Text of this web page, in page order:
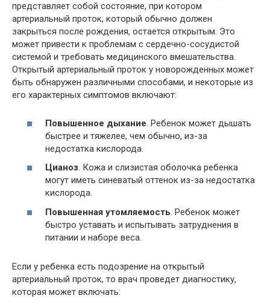
представляет собой состояние, при котором
артериальный проток, который обычно должен
закрыться после рождения, остается открытым. Это
может привести к проблемам с сердечно-сосудистой
системой и требовать медицинского вмешательства.
Открытый артериальный проток у новорожденных может
быть обнаружен различными способами, и некоторые из
его характерных симптомов включают:
Повышенное дыхание. Ребенок может дышать
быстрее и тяжелее, чем обычно, из-за
недостатка кислорода.
Цианоз. Кожа и слизистая оболочка ребенка
могут иметь синеватый оттенок из-за недостатка
кислорода.
Повышенная утомляемость. Ребенок может
быстро уставать и испытывать затруднения в
питании и наборе веса.
Если у ребенка есть подозрение на открытый
артериальный проток, то врач проведет диагностику,
которая может включать: